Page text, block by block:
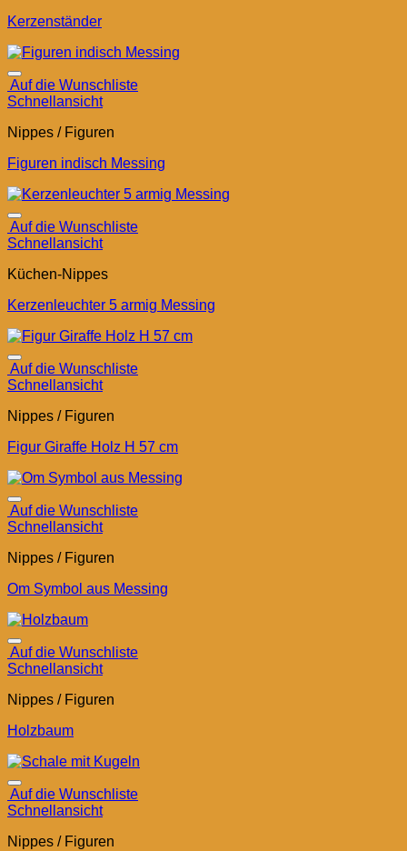
Kerzenständer
Auf die Wunschliste
Schnellansicht
Nippes / Figuren
Figuren indisch Messing
Auf die Wunschliste
Schnellansicht
Küchen-Nippes
Kerzenleuchter 5 armig Messing
Auf die Wunschliste
Schnellansicht
Nippes / Figuren
Figur Giraffe Holz H 57 cm
Auf die Wunschliste
Schnellansicht
Nippes / Figuren
Om Symbol aus Messing
Auf die Wunschliste
Schnellansicht
Nippes / Figuren
Holzbaum
Auf die Wunschliste
Schnellansicht
Nippes / Figuren